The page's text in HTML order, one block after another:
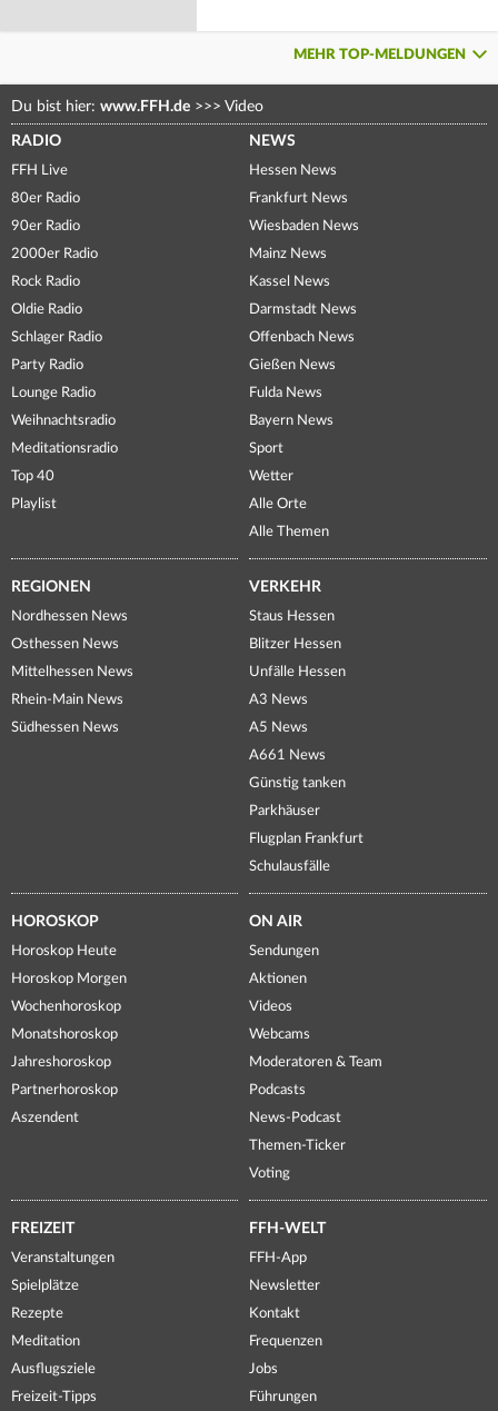
MEHR TOP-MELDUNGEN
Du bist hier: www.FFH.de >>> Video
RADIO
FFH Live
80er Radio
90er Radio
2000er Radio
Rock Radio
Oldie Radio
Schlager Radio
Party Radio
Lounge Radio
Weihnachtsradio
Meditationsradio
Top 40
Playlist
NEWS
Hessen News
Frankfurt News
Wiesbaden News
Mainz News
Kassel News
Darmstadt News
Offenbach News
Gießen News
Fulda News
Bayern News
Sport
Wetter
Alle Orte
Alle Themen
REGIONEN
Nordhessen News
Osthessen News
Mittelhessen News
Rhein-Main News
Südhessen News
VERKEHR
Staus Hessen
Blitzer Hessen
Unfälle Hessen
A3 News
A5 News
A661 News
Günstig tanken
Parkhäuser
Flugplan Frankfurt
Schulausfälle
HOROSKOP
Horoskop Heute
Horoskop Morgen
Wochenhoroskop
Monatshoroskop
Jahreshoroskop
Partnerhoroskop
Aszendent
ON AIR
Sendungen
Aktionen
Videos
Webcams
Moderatoren & Team
Podcasts
News-Podcast
Themen-Ticker
Voting
FREIZEIT
Veranstaltungen
Spielplätze
Rezepte
Meditation
Ausflugsziele
Freizeit-Tipps
FFH-WELT
FFH-App
Newsletter
Kontakt
Frequenzen
Jobs
Führungen